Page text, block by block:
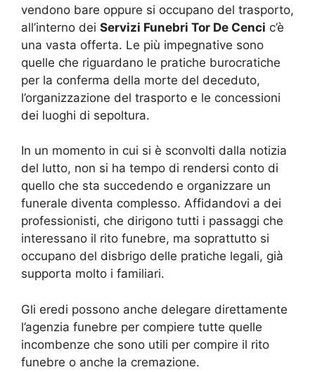
vendono bare oppure si occupano del trasporto,
all’interno dei Servizi Funebri Tor De Cenci c’è
una vasta offerta. Le più impegnative sono
quelle che riguardano le pratiche burocratiche
per la conferma della morte del deceduto,
l’organizzazione del trasporto e le concessioni
dei luoghi di sepoltura.
In un momento in cui si è sconvolti dalla notizia
del lutto, non si ha tempo di rendersi conto di
quello che sta succedendo e organizzare un
funerale diventa complesso. Affidandovi a dei
professionisti, che dirigono tutti i passaggi che
interessano il rito funebre, ma soprattutto si
occupano del disbrigo delle pratiche legali, già
supporta molto i familiari.
Gli eredi possono anche delegare direttamente
l’agenzia funebre per compiere tutte quelle
incombenze che sono utili per compire il rito
funebre o anche la cremazione.